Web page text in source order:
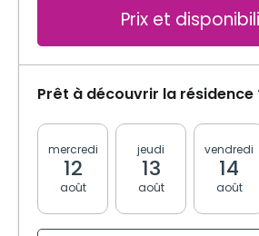
Prix et
Prêt à découvrir la résidence
mercredi
12
août
jeudi
13
août
vendredi
14
août